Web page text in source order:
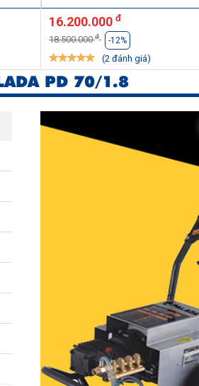
16.200.000 đ
18.500.000đ -12%
(2 đánh giá)
PD 70/1.8